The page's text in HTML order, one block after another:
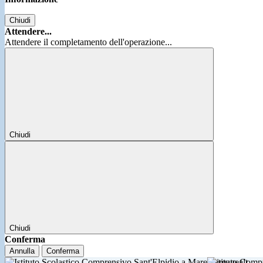
Chiudi
Attendere...
Attendere il completamento dell'operazione...
Chiudi
Chiudi
Conferma
Annulla Conferma